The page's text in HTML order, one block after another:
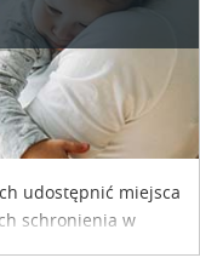
udostępnić miejsca
schronienia w